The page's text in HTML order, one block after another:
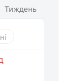
Тиждень